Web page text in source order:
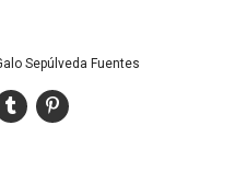
Sepúlveda Fuentes